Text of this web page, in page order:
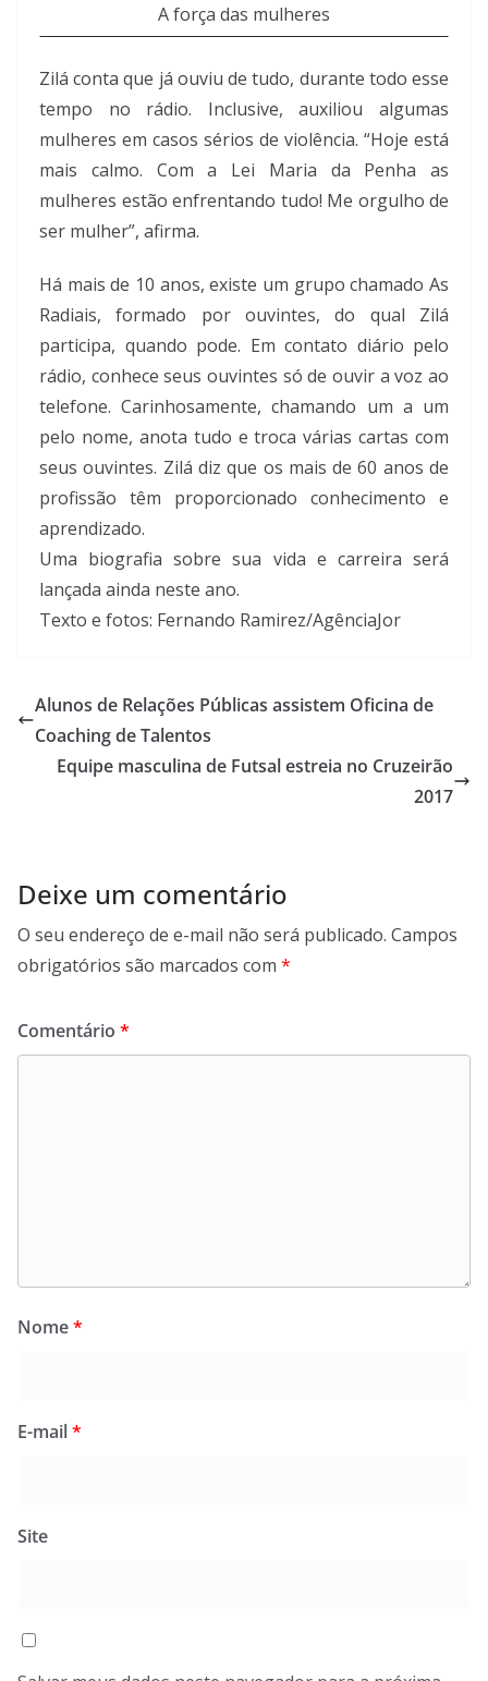
A força das mulheres
Zilá conta que já ouviu de tudo, durante todo esse
tempo no rádio. Inclusive, auxiliou algumas
mulheres em casos sérios de violência. “Hoje está
mais calmo. Com a Lei Maria da Penha as
mulheres estão enfrentando tudo! Me orgulho de
ser mulher”, afirma.
Há mais de 10 anos, existe um grupo chamado As
Radiais, formado por ouvintes, do qual Zilá
participa, quando pode. Em contato diário pelo
rádio, conhece seus ouvintes só de ouvir a voz ao
telefone. Carinhosamente, chamando um a um
pelo nome, anota tudo e troca várias cartas com
seus ouvintes. Zilá diz que os mais de 60 anos de
profissão têm proporcionado conhecimento e
aprendizado.
Uma biografia sobre sua vida e carreira será
lançada ainda neste ano.
Texto e fotos: Fernando Ramirez/AgênciaJor
Alunos de Relações Públicas assistem Oficina de
Coaching de Talentos
Equipe masculina de Futsal estreia no Cruzeirão
2017
Deixe um comentário
O seu endereço de e-mail não será publicado. Campos
obrigatórios são marcados com *
Comentário *
Nome*
E-mail*
Site